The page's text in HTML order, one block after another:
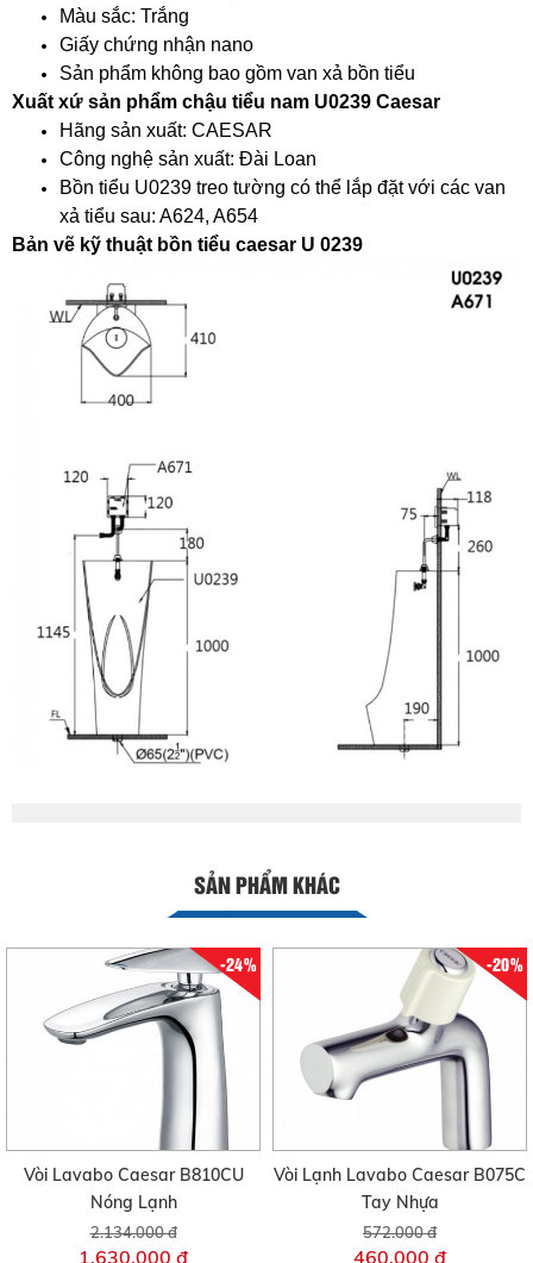
Màu sắc: Trắng
Giấy chứng nhận nano
Sản phẩm không bao gồm van xả bồn tiểu
Xuất xứ sản phẩm chậu tiểu nam U0239 Caesar
Hãng sản xuất: CAESAR
Công nghệ sản xuất: Đài Loan
Bồn tiểu U0239 treo tường có thể lắp đặt với các van
xả tiểu sau: A624, A654
Bản vẽ kỹ thuật bồn tiểu caesar U 0239
SẢN PHẨM KHÁC
-24%
Vòi Lavabo Caesar B810CU
Nóng Lạnh
2.134.000 đ
1.630.000 đ
-20%
Vòi Lạnh Lavabo Caesar B075C
Tay Nhựa
572.000 đ
460.000 đ